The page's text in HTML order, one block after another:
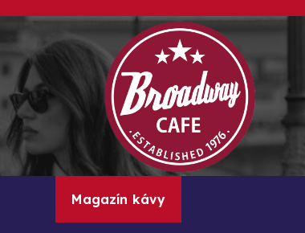
Kávové recepty, lifestyle a trendy inspirace
Magazín kávy